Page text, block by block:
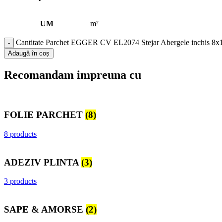
UM m²
Cantitate Parchet EGGER CV EL2074 Stejar Abergele inchis
Adaugă în coș
Recomandam impreuna cu
FOLIE PARCHET (8)
8 products
ADEZIV PLINTA (3)
3 products
SAPE & AMORSE (2)